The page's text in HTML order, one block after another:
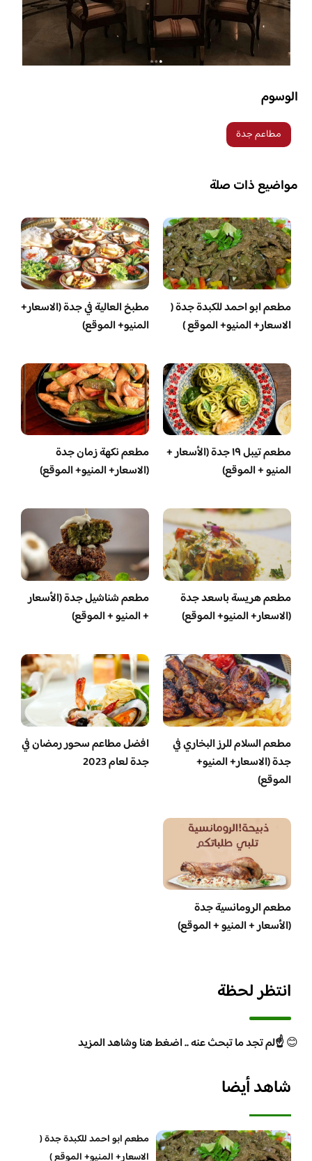
الوسوم
مطاعم جدة
مواضيع ذات صلة
مطعم ابو احمد للكبدة جدة (
الاسعار+ المنيو+ الموقع )
مطبخ العالية في جدة (الاسعار+
المنيو+ الموقع)
مطعم تيبل ١٩ جدة (الأسعار +
المنيو + الموقع)
مطعم نكهة زمان جدة
(الاسعار+ المنيو+ الموقع)
مطعم هريسة باسعد جدة
(الاسعار+ المنيو+ الموقع)
مطعم شناشيل جدة (الأسعار
+ المنيو + الموقع)
مطعم السلام للرز البخاري في
جدة (الاسعار+ المنيو+
الموقع)
افضل مطاعم سحور رمضان في
جدة لعام 2023
مطعم الرومانسية جدة
(الأسعار + المنيو + الموقع)
انتظر لحظة
😊☝️لم تجد ما تبحث عنه .. اضغط هنا وشاهد المزيد
شاهد أيضا
مطعم ابو احمد للكبدة جدة (
الاسعار+ المنيو+ الموقع )